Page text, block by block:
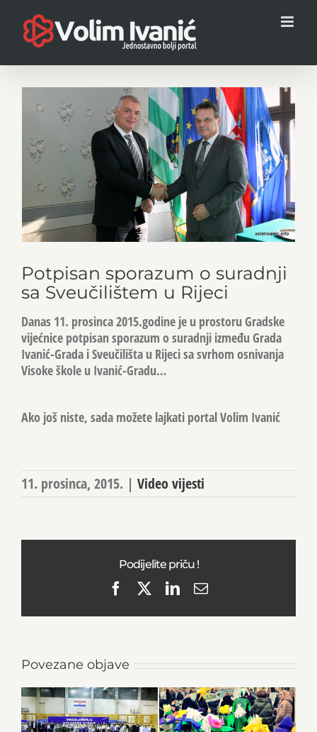
content
Larger
Potpisan sporazum o suradnji
sa Sveučilištem u Rijeci
Danas 11. prosinca 2015.godine je u prostoru Gradske
vijećnice potpisan sporazum o suradnji između Grada
Ivanić-Grada i Sveučilišta u Rijeci sa svrhom osnivanja
Visoke škole u Ivanić-Gradu…
Ako još niste, sada možete lajkati portal Volim Ivanić
11. prosinca, 2015. | Video vijesti
Podijelite priču !
FacebookLinkedIn
Email
Povezane objave